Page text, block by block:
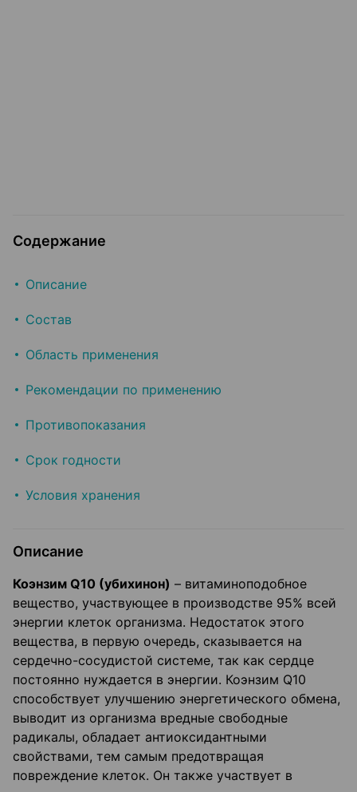
Содержание
Описание
Состав
Область применения
Рекомендации по применению
Противопоказания
Срок годности
Условия хранения
Описание
Коэнзим Q10 (убихинон) – витаминоподобное
вещество, участвующее в производстве 95% всей
энергии клеток организма. Недостаток этого
вещества, в первую очередь, сказывается на
сердечно-сосудистой системе, так как сердце
постоянно нуждается в энергии. Коэнзим Q10
способствует улучшению энергетического обмена,
выводит из организма вредные свободные
радикалы, обладает антиоксидантными
свойствами, тем самым предотвращая
повреждение клеток. Он также участвует в